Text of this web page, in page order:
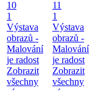
10
1
Výstava
obrazů -
Malování
je radost
Zobrazit
všechny
11
1
Výstava
obrazů -
Malování
je radost
Zobrazit
všechny